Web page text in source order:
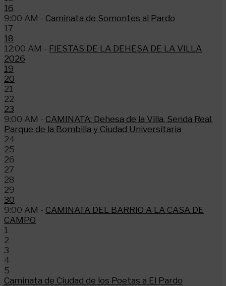
16
9:00 AM - Caminata de Somontes al Pardo
17
18
12:00 AM - FIESTAS DE LA DEHESA DE LA VILLA
2026
19
20
21
22
23
9:00 AM - CAMINATA: Dehesa de la Villa, Senda Real,
Parque de la Bombilla y Ciudad Universitaria
24
25
26
27
28
29
30
9:00 AM - CAMINATA DEL BARRIO A LA CASA DE
CAMPO
1
2
3
4
5
Caminata de Ciudad de los Poetas a El Pardo